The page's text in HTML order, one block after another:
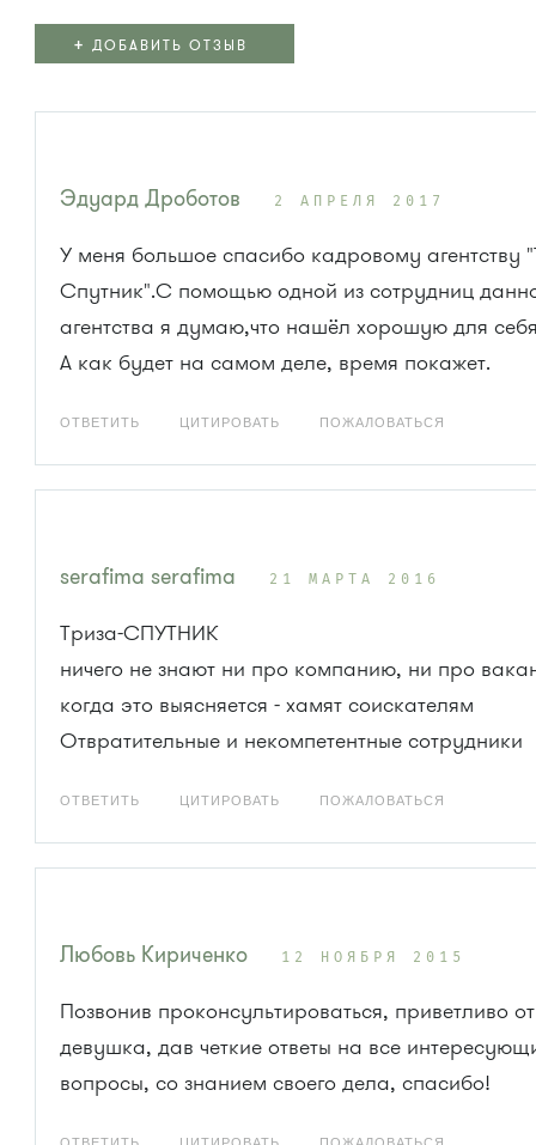
+ ДОБАВИТЬ ОТЗЫВ
Эдуард Дроботов 2 АПРЕЛЯ 2017
У меня большое спасибо кадровому агентству
Спутник".С помощью одной из сотрудниц
агентства я думаю,что нашёл хорошую для
А как будет на самом деле, время покажет.
ОТВЕТИТЬ ЦИТИРОВАТЬ ПОЖАЛОВАТЬСЯ
serafima serafima 21 МАРТА 2016
Триза-СПУТНИК
ничего не знают ни про компанию, ни про
когда это выясняется - хамят соискателям
Отвратительные и некомпетентные сотрудники
ОТВЕТИТЬ ЦИТИРОВАТЬ ПОЖАЛОВАТЬСЯ
Любовь Кириченко 12 НОЯБРЯ 2015
Позвонив проконсультироваться, приветливо
девушка, дав четкие ответы на все
вопросы, со знанием своего дела, спасибо!